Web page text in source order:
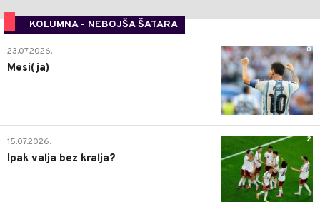
KOLUMNA - NEBOJŠA ŠATARA
0
23.07.2026.
Mesi(ja)
2
15.07.2026.
Ipak valja bez kralja?